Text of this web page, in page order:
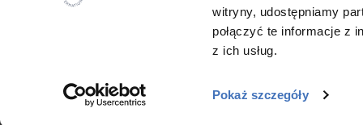
witryny, udostępniamy
połączyć te informacje z
z ich usług.
Pokaż szczegóły
COPYRIGHT © 2015-2026 COLWAY INTERNATIONAL